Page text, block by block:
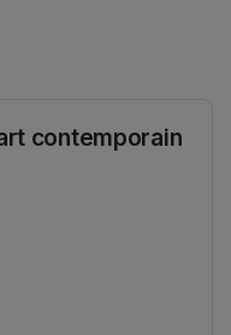
contemporain